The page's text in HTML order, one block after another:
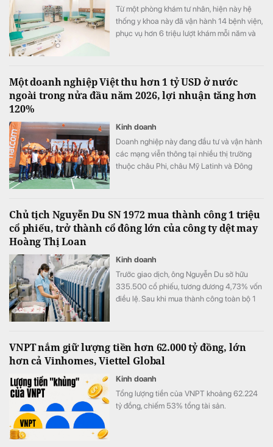
Từ một phòng khám tư nhân, hiện này hệ
thống y khoa này đã vận hành 14 bệnh viện,
phục vụ hơn 6 triệu lượt khám mỗi năm và
Một doanh nghiệp Việt thu hơn 1 tỷ USD ở nước
ngoài trong nửa đầu năm 2026, lợi nhuận tăng hơn
120%
Kinh doanh
Doanh nghiệp này đang đầu tư và vận hành
các mạng viễn thông tại nhiều thị trường
thuộc châu Phi, châu Mỹ Latinh và Đông
Chủ tịch Nguyễn Du SN 1972 mua thành công 1 triệu
cổ phiếu, trở thành cổ đông lớn của công ty dệt may
Hoàng Thị Loan
Kinh doanh
Trước giao dịch, ông Nguyễn Du sở hữu
335.500 cổ phiếu, tương đương 4,73% vốn
điều lệ. Sau khi mua thành công toàn bộ 1
VNPT nắm giữ lượng tiền hơn 62.000 tỷ đồng, lớn
hơn cả Vinhomes, Viettel Global
Kinh doanh
Tổng lượng tiền của VNPT khoảng 62.224
tỷ đồng, chiếm 53% tổng tài sản.